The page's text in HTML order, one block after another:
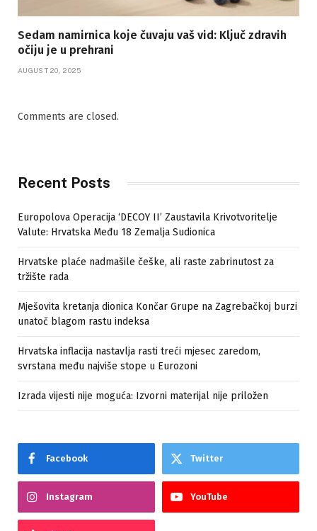
Sedam namirnica koje čuvaju vaš vid: Ključ zdravih
očiju je u prehrani
AUGUST 20, 2025
Comments are closed.
Recent Posts
Europolova Operacija ‘DECOY II’ Zaustavila Krivotvoritelje
Valute: Hrvatska Među 18 Zemalja Sudionica
Hrvatske plaće nadmašile češke, ali raste zabrinutost za
tržište rada
Mješovita kretanja dionica Končar Grupe na Zagrebačkoj burzi
unatoč blagom rastu indeksa
Hrvatska inflacija nastavlja rasti treći mjesec zaredom,
svrstana među najviše stope u Eurozoni
Izrada vijesti nije moguća: Izvorni materijal nije priložen
Facebook Twitter
Instagram YouTube